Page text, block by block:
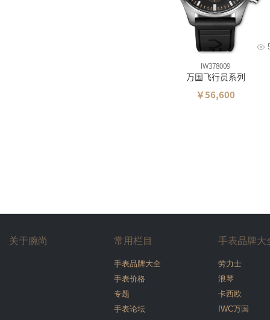
IW378009
万国飞行员系列
￥56,600
关于腕尚 常用栏目
手表品牌大全
手表价格
专题
手表论坛
手表品牌大
劳力士
浪琴
卡西欧
IWC万国